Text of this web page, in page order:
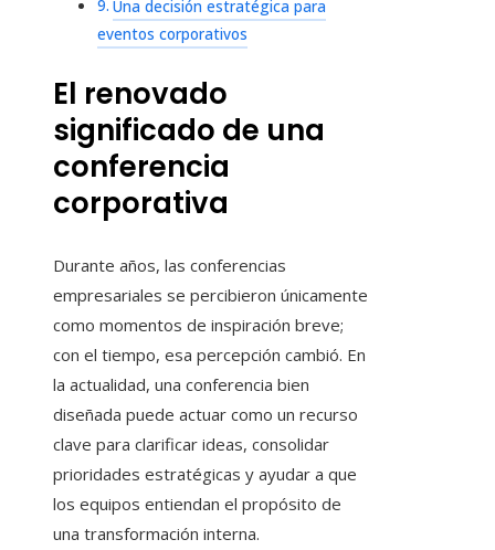
Una decisión estratégica para
eventos corporativos
El renovado
significado de una
conferencia
corporativa
Durante años, las conferencias
empresariales se percibieron únicamente
como momentos de inspiración breve;
con el tiempo, esa percepción cambió. En
la actualidad, una conferencia bien
diseñada puede actuar como un recurso
clave para clarificar ideas, consolidar
prioridades estratégicas y ayudar a que
los equipos entiendan el propósito de
una transformación interna.